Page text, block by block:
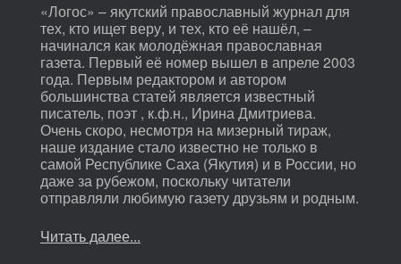
«Логос» – якутский православный журнал для
тех, кто ищет веру, и тех, кто её нашёл, –
начинался как молодёжная православная
газета. Первый её номер вышел в апреле 2003
года. Первым редактором и автором
большинства статей является известный
писатель, поэт , к.ф.н., Ирина Дмитриева.
Очень скоро, несмотря на мизерный тираж,
наше издание стало известно не только в
самой Республике Саха (Якутия) и в России, но
даже за рубежом, поскольку читатели
отправляли любимую газету друзьям и родным.
Читать далее...